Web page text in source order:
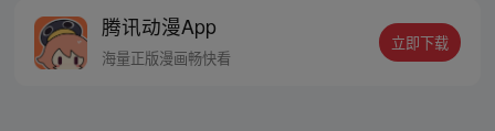
腾讯动漫App
海量正版漫画畅快看
立即下载